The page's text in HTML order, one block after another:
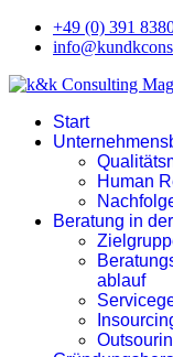
+49 (0) 391
Start
Human
Beratung in
ablauf